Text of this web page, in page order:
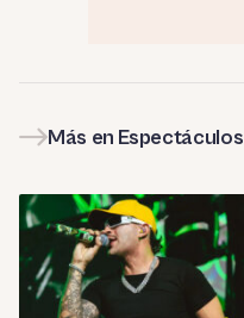
Más en Espectáculos